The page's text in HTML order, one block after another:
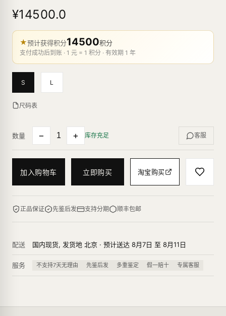
¥14500.0
★预计获得积分14500积分
支付成功后到账 · 1 元 = 1 积分 · 有效期 1 年
S L
尺码表
数量 − + 库存充足 客服
加入购物车 立即购买 淘宝购买
正品保证 先鉴后发 支持分期 顺丰包邮
配送 国内现货, 发货地 北京 · 预计送达 8月7日 至 8月11日
服务 不支持7天无理由 先鉴后发 多重鉴定 假一赔十 专属客服